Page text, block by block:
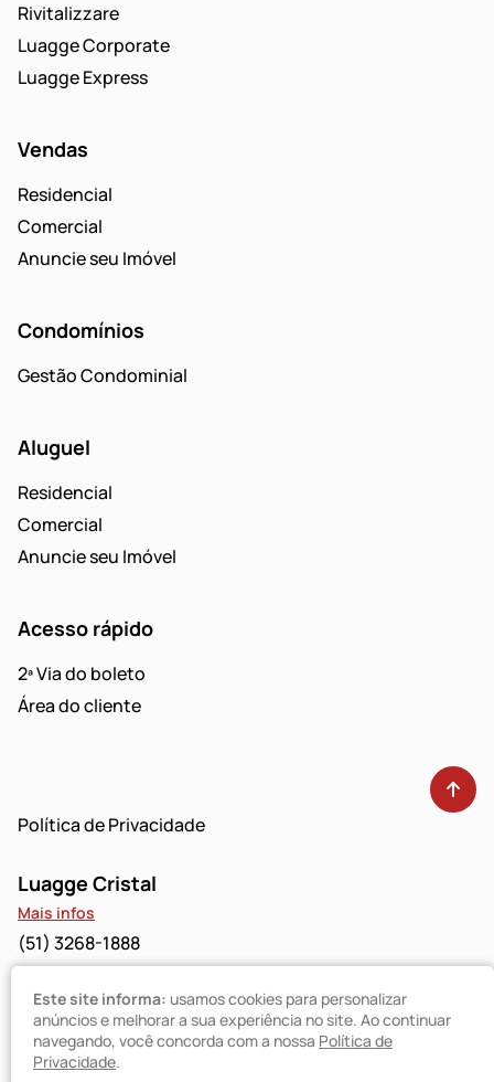
Rivitalizzare
Luagge Corporate
Luagge Express
Vendas
Residencial
Comercial
Anuncie seu Imóvel
Condomínios
Gestão Condominial
Aluguel
Residencial
Comercial
Anuncie seu Imóvel
Acesso rápido
2ª Via do boleto
Área do cliente
Política de Privacidade
Luagge Cristal
Mais infos
(51) 3268-1888
Luagge Bravo
Mais infos
(51) 3094-9480
Este site informa: usamos cookies para personalizar
anúncios e melhorar a sua experiência no site. Ao continuar
navegando, você concorda com a nossa Política de
Privacidade.